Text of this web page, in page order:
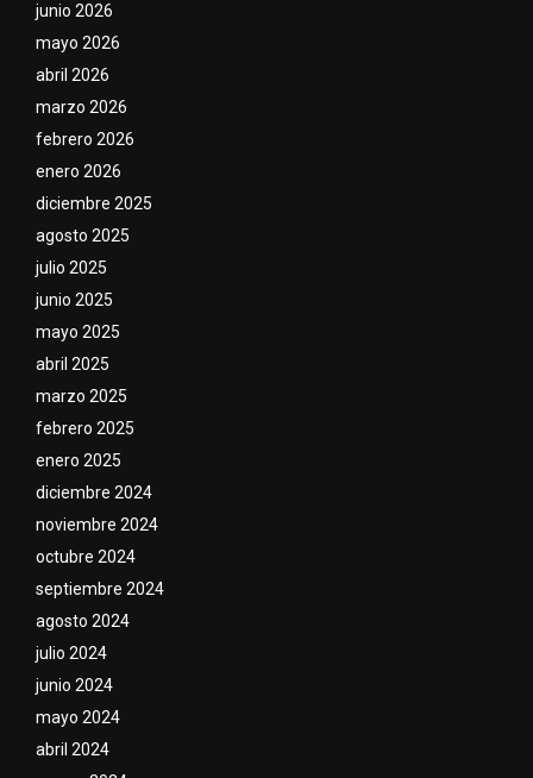
junio 2026
mayo 2026
abril 2026
marzo 2026
febrero 2026
enero 2026
diciembre 2025
agosto 2025
julio 2025
junio 2025
mayo 2025
abril 2025
marzo 2025
febrero 2025
enero 2025
diciembre 2024
noviembre 2024
octubre 2024
septiembre 2024
agosto 2024
julio 2024
junio 2024
mayo 2024
abril 2024